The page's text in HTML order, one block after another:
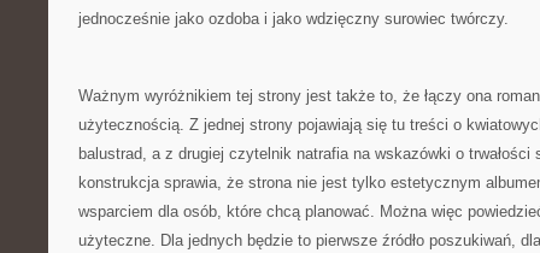
jednocześnie jako ozdoba i jako wdzięczny surowiec twórczy.
Ważnym wyróżnikiem tej strony jest także to, że łączy ona
użytecznością. Z jednej strony pojawiają się tu treści o
balustrad, a z drugiej czytelnik natrafia na wskazówki o
konstrukcja sprawia, że strona nie jest tylko estetycznym
wsparciem dla osób, które chcą planować. Można więc
użyteczne. Dla jednych będzie to pierwsze źródło poszukiwań,